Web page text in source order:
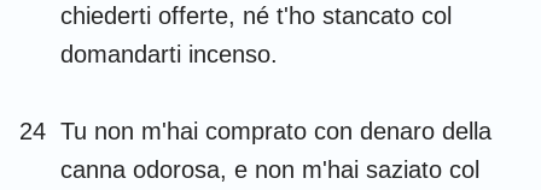
chiederti offerte, né t'ho stancato col
domandarti incenso.
24 Tu non m'hai comprato con denaro della
canna odorosa, e non m'hai saziato col